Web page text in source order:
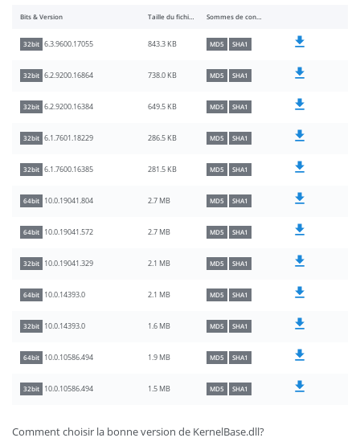
Bits & Version Taille du fichier Sommes de contrôle
32bit 6.3.9600.17055 843.3 KB MD5 SHA1
32bit 6.2.9200.16864 738.0 KB MD5 SHA1
32bit 6.2.9200.16384 649.5 KB MD5 SHA1
32bit 6.1.7601.18229 286.5 KB MD5 SHA1
32bit 6.1.7600.16385 281.5 KB MD5 SHA1
64bit 10.0.19041.804 2.7 MB MD5 SHA1
64bit 10.0.19041.572 2.7 MB MD5 SHA1
32bit 10.0.19041.329 2.1 MB MD5 SHA1
64bit 10.0.14393.0 2.1 MB MD5 SHA1
32bit 10.0.14393.0 1.6 MB MD5 SHA1
64bit 10.0.10586.494 1.9 MB MD5 SHA1
32bit 10.0.10586.494 1.5 MB MD5 SHA1
Comment choisir la bonne version de KernelBase.dll?